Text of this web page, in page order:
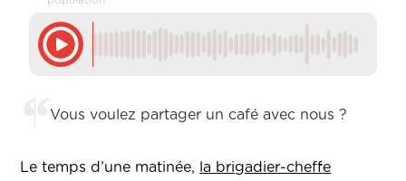
Vous voulez partager un café avec nous ?
Le temps d’une matinée, la brigadier-cheffe